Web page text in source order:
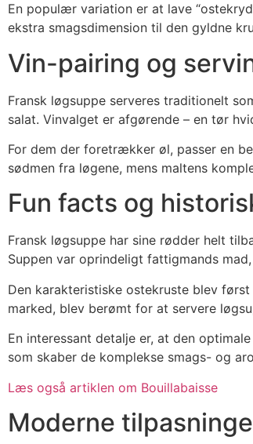
En populær variation er at lave
ekstra smagsdimension til den gyldne
Vin-pairing og
Fransk løgsuppe serveres traditionelt
salat. Vinvalget er afgørende – en tør
For dem der foretrækker øl, passer en
sødmen fra løgene, mens maltens
Fun facts og
Fransk løgsuppe har sine rødder helt
Suppen var oprindeligt fattigmands
Den karakteristiske ostekruste blev
marked, blev berømt for at servere
En interessant detalje er, at den
som skaber de komplekse smags- og
Læs også artiklen om Bouillabaisse
Moderne